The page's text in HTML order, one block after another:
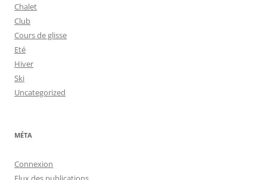
Chalet
Club
Cours de glisse
Eté
Hiver
Ski
Uncategorized
MÉTA
Connexion